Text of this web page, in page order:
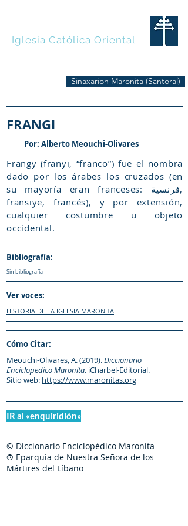
Iglesia Católica Oriental
Sinaxarion Maronita (Santoral)
FRANGI
Por: Alberto Meouchi-Olivares
Frangy (franyi, “franco”) fue el nombra
dado por los árabes los cruzados (en
su mayoría eran franceses: فرنسية,
fransiye, francés), y por extensión,
cualquier costumbre u objeto
occidental.
Bibliografía:
Sin bibliografía
Ver voces:
HISTORIA DE LA IGLESIA MARONITA.
Cómo Citar:
Meouchi-Olivares, A. (2019).Diccionario
Enciclopedico Maronita. iCharbel-Editorial.
Sitio web: https://www.maronitas.org
IR al «enquiridión»
© Diccionario Enciclopédico Maronita
® Eparquia de Nuestra Señora de los
Mártires del Líbano